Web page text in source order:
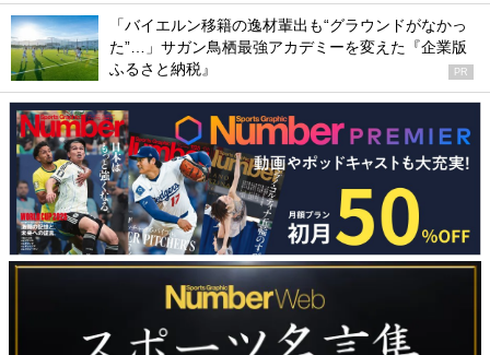
「バイエルン移籍の逸材輩出も“グラウンドがなかっ
た”…」サガン鳥栖最強アカデミーを変えた『企業版
ふるさと納税』
PR